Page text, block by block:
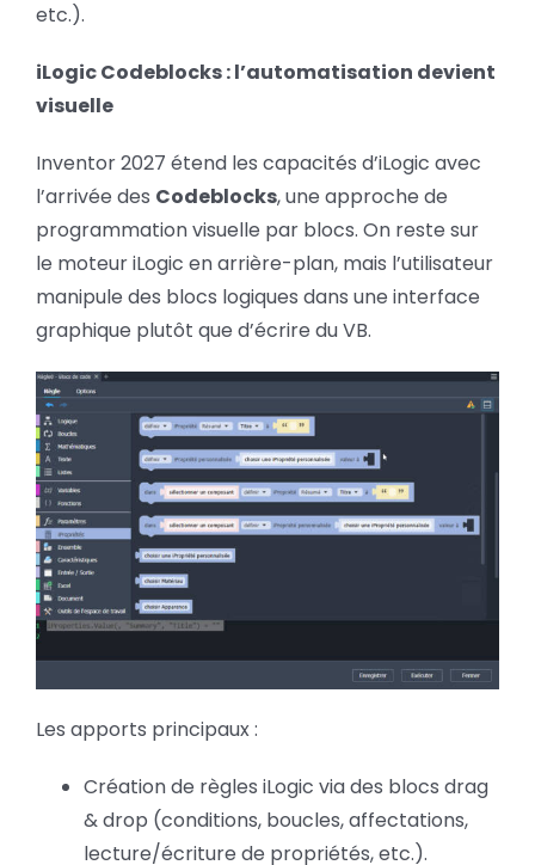
etc.).
iLogic Codeblocks : l’automatisation devient
visuelle
Inventor 2027 étend les capacités d’iLogic avec
l’arrivée des Codeblocks, une approche de
programmation visuelle par blocs. On reste sur
le moteur iLogic en arrière-plan, mais l’utilisateur
manipule des blocs logiques dans une interface
graphique plutôt que d’écrire du VB.
Les apports principaux :
Création de règles iLogic via des blocs drag
& drop (conditions, boucles, affectations,
lecture/écriture de propriétés, etc.).